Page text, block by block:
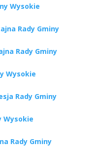
Wysokie
Rady Gminy
Rady Gminy
Wysokie
Rady Gminy
Wysokie
Rady Gminy